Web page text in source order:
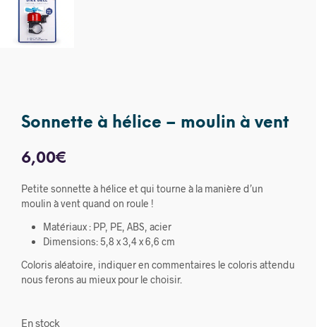
Sonnette à hélice – moulin à vent
6,00€
Petite sonnette à hélice et qui tourne à la manière d’un
moulin à vent quand on roule !
Matériaux : PP, PE, ABS, acier
Dimensions: 5,8 x 3,4 x 6,6 cm
Coloris aléatoire, indiquer en commentaires le coloris attendu
nous ferons au mieux pour le choisir.
En stock